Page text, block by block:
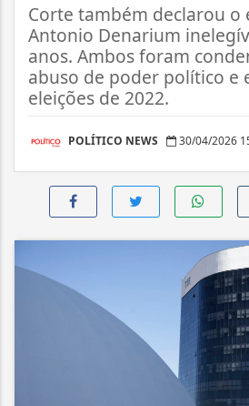
Corte também declarou o
Antonio Denarium
anos. Ambos foram
abuso de poder político e
eleições de 2022.
POLÍTICO NEWS 30/04/2026